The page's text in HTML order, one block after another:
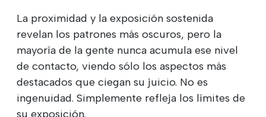
La proximidad y la exposición sostenida
revelan los patrones más oscuros, pero la
mayoría de la gente nunca acumula ese nivel
de contacto, viendo sólo los aspectos más
destacados que ciegan su juicio. No es
ingenuidad. Simplemente refleja los límites de
su exposición.